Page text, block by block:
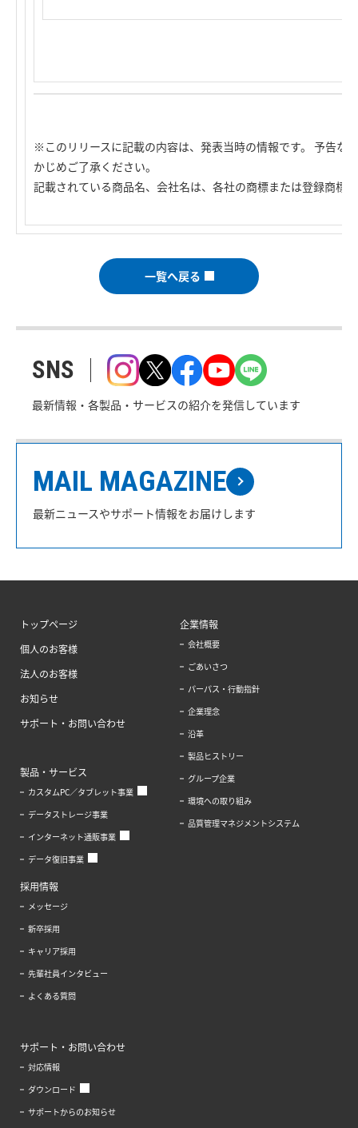
※このリリースに記載の内容は、発表当時の情報です。 予告な
かじめご了承ください。
記載されている商品名、会社名は、各社の商標または登録商標
一覧へ戻る
SNS
最新情報・各製品・サービスの紹介を発信しています
MAIL MAGAZINE
最新ニュースやサポート情報をお届けします
トップページ
個人のお客様
法人のお客様
お知らせ
サポート・お問い合わせ
製品・サービス
カスタムPC／タブレット事業
データストレージ事業
インターネット通販事業
データ復旧事業
企業情報
会社概要
ごあいさつ
パーパス・行動指針
企業理念
沿革
製品ヒストリー
グループ企業
環境への取り組み
品質管理マネジメントシステム
採用情報
メッセージ
新卒採用
キャリア採用
先輩社員インタビュー
よくある質問
サポート・お問い合わせ
対応情報
ダウンロード
サポートからのお知らせ